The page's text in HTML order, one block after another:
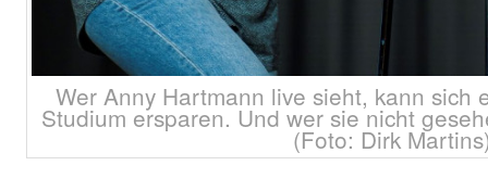
Wer Anny Hartmann live sieht, kann sich
Studium ersparen. Und wer sie nicht
(Foto: Dirk